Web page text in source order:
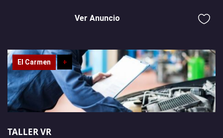
Ver Anuncio
El Carmen +
TALLER VR